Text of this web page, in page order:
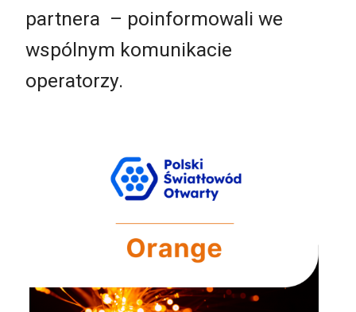
partnera – poinformowali we
wspólnym komunikacie
operatorzy.